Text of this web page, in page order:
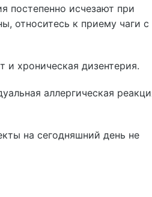
постепенно исчезают при
относитесь к приему чаги с
и хроническая дизентерия.
аллергическая
на сегодняшний день не